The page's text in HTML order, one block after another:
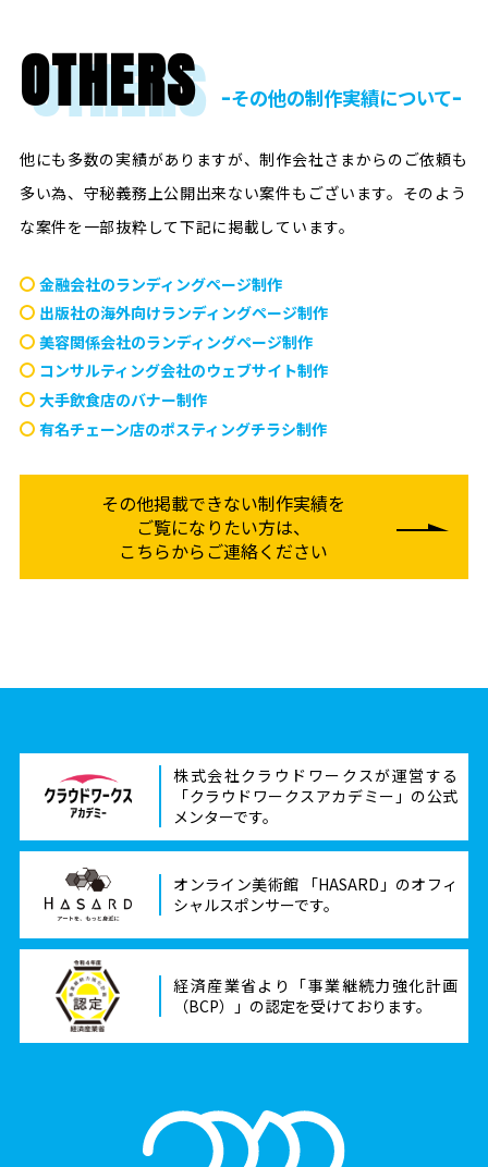
OTHERS ｰその他の制作実績についてｰ
他にも多数の実績がありますが、制作会社さまからのご依頼も
多い為、守秘義務上公開出来ない案件もございます。 そのよう
な案件を一部抜粋して下記に掲載しています。
金融会社のランディングページ制作
出版社の海外向けランディングページ制作
美容関係会社のランディングページ制作
コンサルティング会社のウェブサイト制作
大手飲食店のバナー制作
有名チェーン店のポスティングチラシ制作
その他掲載できない制作実績を
ご覧になりたい方は、
こちらからご連絡ください
株式会社クラウドワークスが運営する
「クラウドワークスアカデミー」の公式
メンターです。
オンライン美術館 「HASARD」のオフィ
シャルスポンサーです。
経済産業省より「事業継続力強化計画
（BCP）」の認定を受けております。